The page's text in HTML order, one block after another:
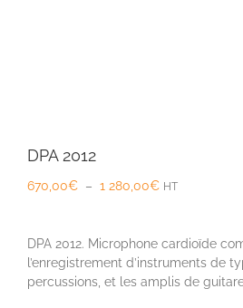
DPA 2012
670,00€ – 1 280,00€Plage
670,00€
à
1
HT
DPA 2012. Microphone cardioïde
l’enregistrement d’instruments de
percussions, et les amplis de